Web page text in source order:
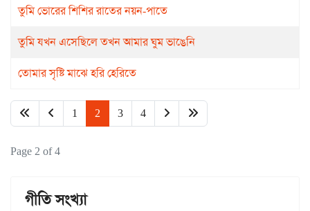
তুমি ভোরের শিশির রাতের নয়ন-পাতে
তুমি যখন এসেছিলে তখন আমার ঘুম ভাঙেনি
তোমার সৃষ্টি মাঝে হরি হেরিতে
1 2 3 4
Page 2 of 4
গীতি সংখ্যা